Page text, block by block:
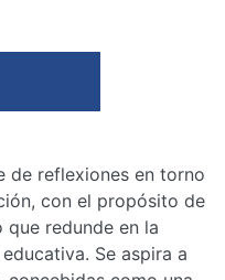
de reflexiones en torno
con el propósito de
redunde en la
Se aspira a